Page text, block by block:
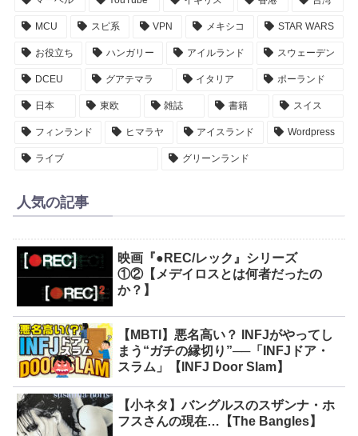
MCU スピ系 VPN メキシコ STAR WARS
お役立ち ハンガリー アイルランド スウェーデン
DCEU グアテマラ イタリア ポーランド
日本 東欧 雑誌 書籍 スイス
フィンランド ヒマラヤ アイスランド Wordpress
ライブ グリーンランド
人気の記事
映画『●REC/レック』シリーズ
①②【メデイロスとは何者だったの
か？】
【MBTI】悪名高い？ INFJがやってし
まう“ガチの縁切り”──「INFJドア・
スラム」【INFJ Door Slam】
【小ネタ】バングルスのスザンナ・ホ
フスさんの現在…【The Bangles】